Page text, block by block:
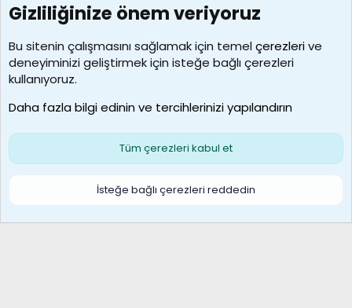
7390
Kullanıcılar
MosesBrownHayranı
Son üye
Çerezler
S
Gizliliğinize önem veriyoruz
Bu sitenin çalışmasını sağlamak için temelçerezlerive
deneyiminizi geliştirmek için isteğe bağlı çerezleri
kullanıyoruz.
Daha fazla bilgi edinin ve tercihlerinizi yapılandırın
Tüm çerezleri kabul et
İsteğe bağlı çerezleri reddedin